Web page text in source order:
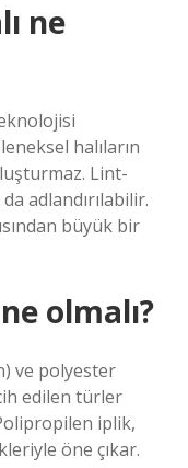
ne
halıların
Lint-
adlandırılabilir.
büyük bir
olmalı?
ve polyester
edilen türler
iplik,
öne çıkar.